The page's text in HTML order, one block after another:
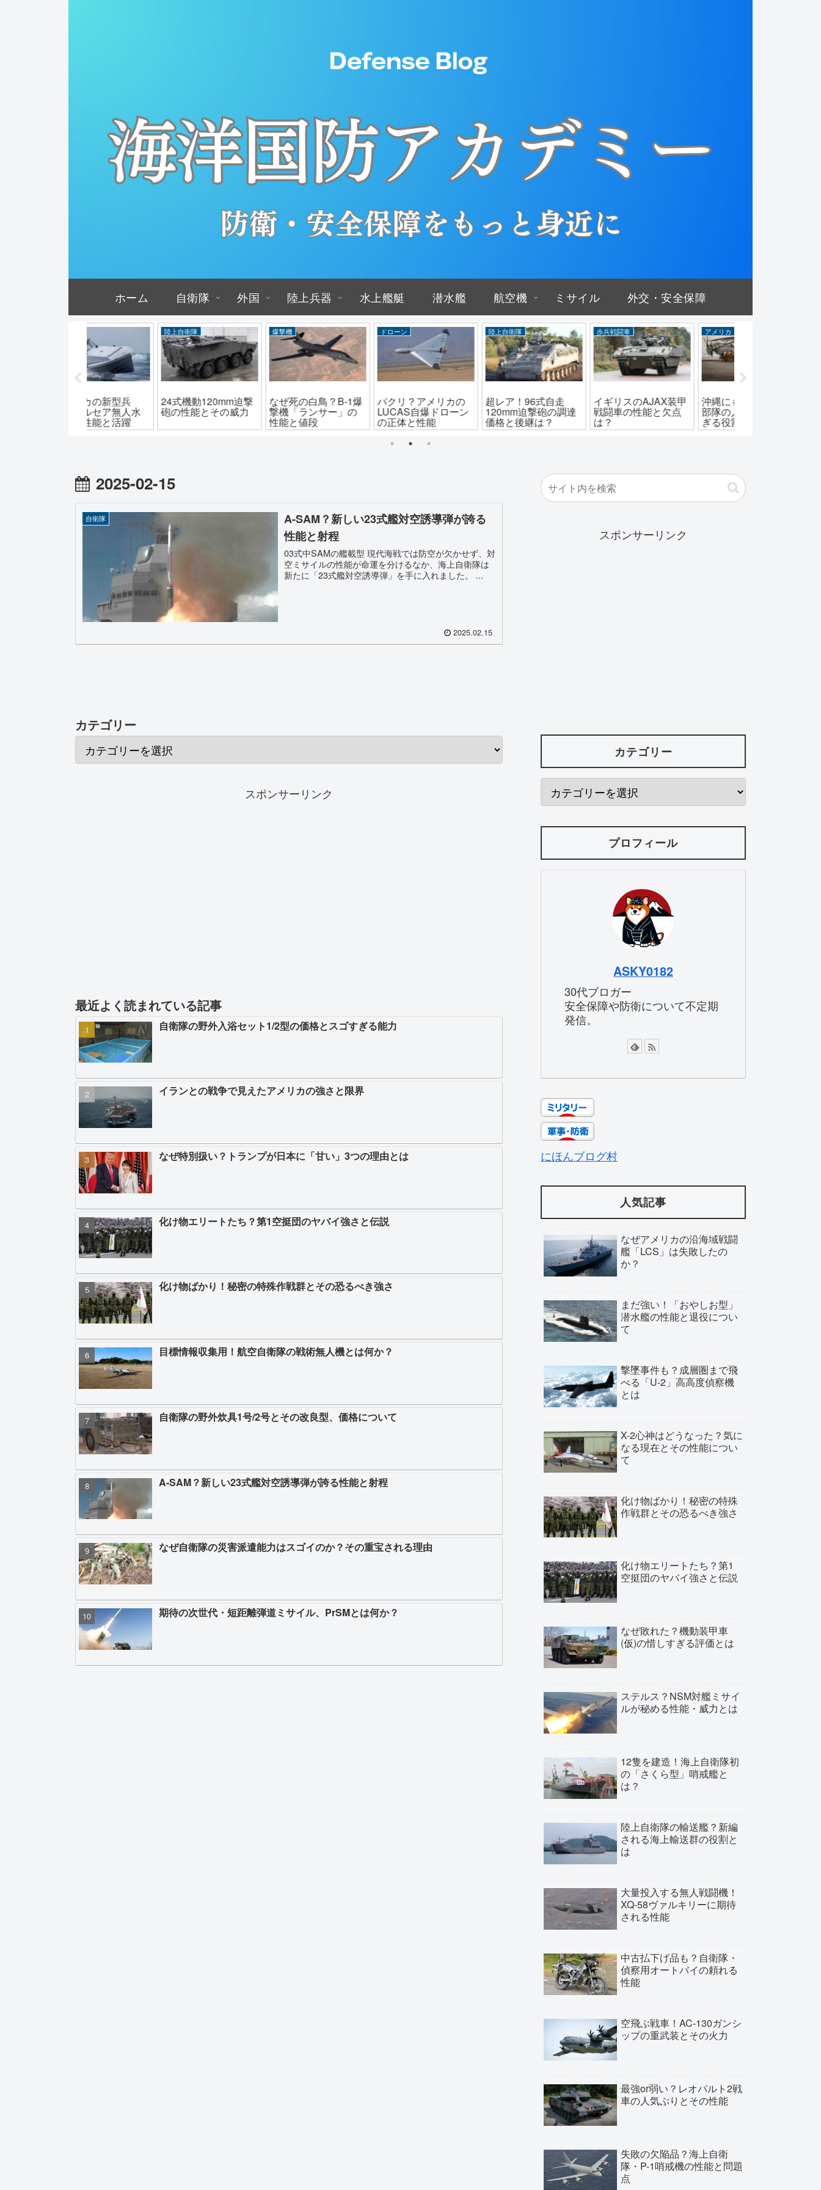
ホーム 自衛隊 外国 陸上兵器 水上艦艇 潜水艦 航空機 ミサイル 外交・安全保障
なぜ死の白鳥？B-1爆
撃機「ランサー」の
性能と値段
パクリ？アメリカの
LUCAS自爆ドローン
陸上自衛隊
超レア！96式自走
120mm迫撃砲の調達
価格と後継は？
歩兵戦闘車
イギリスのAJAX装甲
戦闘車の性能と欠点
は？
アメリカ
沖縄にも？海兵遠征
部隊の人数とスゴす
ぎる役割について！
陸上自衛隊
化け物ばかり！秘密
の特殊作戦群とその
恐るべき強さ
2025-02-15
自衛隊
A-SAM？新しい23式艦対空誘導弾が誇る
性能と射程
03式中SAMの艦載型 現代海戦では防空が欠かせず、対
空ミサイルの性能が命運を分けるなか、海上自衛隊は
新たに「23式艦対空誘導弾」を手に入れました。 ...
2025.02.15
カテゴリー
スポンサーリンク
最近よく読まれている記事
自衛隊の野外入浴セット1/2型の価格とスゴすぎる能力
イランとの戦争で見えたアメリカの強さと限界
なぜ特別扱い？トランプが日本に「甘い」3つの理由とは
化け物エリートたち？第1空挺団のヤバイ強さと伝説
化け物ばかり！秘密の特殊作戦群とその恐るべき強さ
目標情報収集用！航空自衛隊の戦術無人機とは何か？
自衛隊の野外炊具1号/2号とその改良型、価格について
A-SAM？新しい23式艦対空誘導弾が誇る性能と射程
なぜ自衛隊の災害派遣能力はスゴイのか？その重宝される理由
期待の次世代・短距離弾道ミサイル、PrSMとは何か？
スポンサーリンク
カテゴリー
プロフィール
ASKY0182
30代ブロガー
安全保障や防衛について不定期
発信。
にほんブログ村
人気記事
なぜアメリカの沿海域戦闘
艦「LCS」は失敗したの
か？
まだ強い！「おやしお型」
潜水艦の性能と退役につい
て
撃墜事件も？成層圏まで飛
べる「U-2」高高度偵察機
とは
X-2心神はどうなった？気に
なる現在とその性能につい
て
化け物ばかり！秘密の特殊
作戦群とその恐るべき強さ
化け物エリートたち？第1
空挺団のヤバイ強さと伝説
なぜ敗れた？機動装甲車
(仮)の惜しすぎる評価とは
ステルス？NSM対艦ミサイ
ルが秘める性能・威力とは
12隻を建造！海上自衛隊初
の「さくら型」哨戒艦と
は？
陸上自衛隊の輸送艦？新編
される海上輸送群の役割と
は
大量投入する無人戦闘機！
XQ-58ヴァルキリーに期待
される性能
中古払下げ品も？自衛隊・
偵察用オートバイの頼れる
性能
空飛ぶ戦車！AC-130ガンシ
ップの重武装とその火力
最強or弱い？レオパルト2戦
車の人気ぶりとその性能
失敗の欠陥品？海上自衛
隊・P-1哨戒機の性能と問題
点